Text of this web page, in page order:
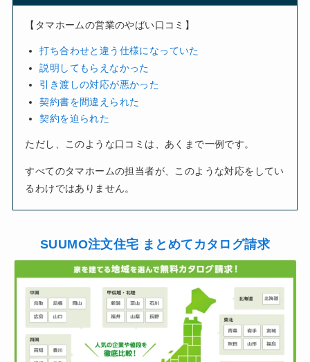
【タマホームの営業のやばい口コミ】
打ち合わせと違う仕様になっていた
説明してもらえなかった
引き渡しの対応が悪かった
契約書を間違えられた
契約を迫られた
ただし、このような口コミは、あくまで一例です。
すべてのタマホームの担当者が、このような対応をしてい
るわけではありません。
SUUMO注文住宅 まとめてカタログ請求